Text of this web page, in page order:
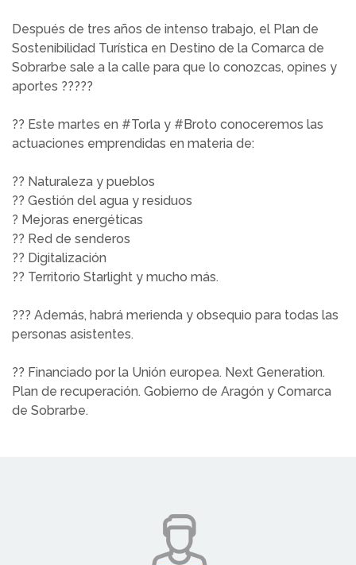
Después de tres años de intenso trabajo, el Plan de
Sostenibilidad Turística en Destino de la Comarca de
Sobrarbe sale a la calle para que lo conozcas, opines y
aportes ?????
?? Este martes en #Torla y #Broto conoceremos las
actuaciones emprendidas en materia de:
?? Naturaleza y pueblos
?? Gestión del agua y residuos
? Mejoras energéticas
?? Red de senderos
?? Digitalización
?? Territorio Starlight y mucho más.
??? Además, habrá merienda y obsequio para todas las
personas asistentes.
?? Financiado por la Unión europea. Next Generation.
Plan de recuperación. Gobierno de Aragón y Comarca
de Sobrarbe.